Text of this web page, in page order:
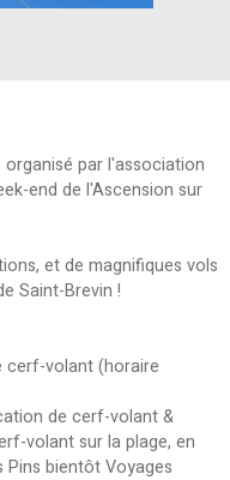
par l'association
end de l'Ascension sur
et de magnifiques vols
Saint-Brevin !
cerf-volant (horaire
de cerf-volant &
volant sur la plage, en
Pins bientôt Voyages